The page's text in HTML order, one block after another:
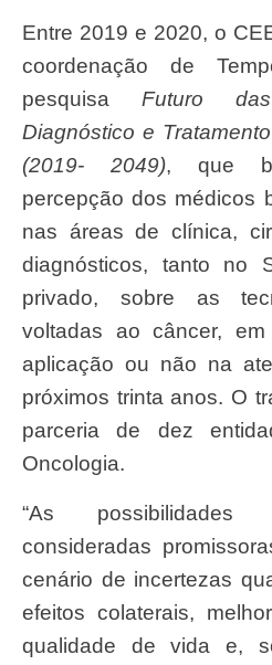
Entre 2019 e 2020, o CEE desenvolveu, sob a
coordenação de
pesquisa Futuro
Diagnóstico e
(2019- 2049), que
percepção dos médicos
nas áreas de clínica,
diagnósticos, tanto no
privado, sobre as
voltadas ao câncer,
aplicação ou não na
próximos trinta anos. O
parceria de dez
Oncologia.
“As possibilidades terapêuticas são
consideradas
cenário de incertezas
efeitos colaterais,
qualidade de vida e,